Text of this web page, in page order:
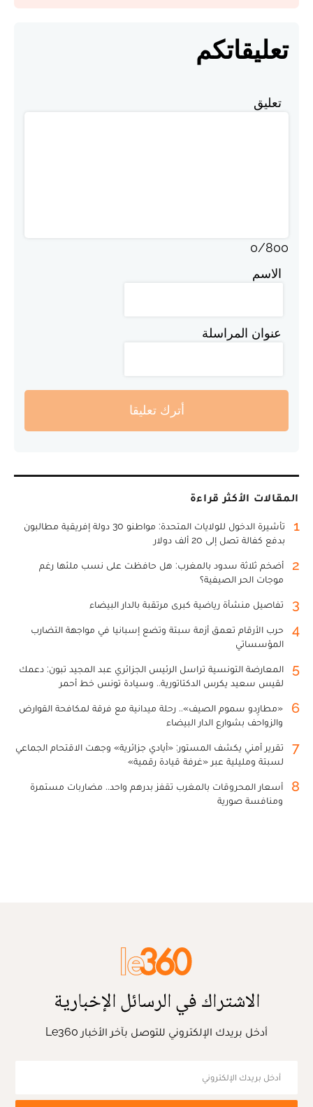
تعليقاتكم
تعليق
0/800
الاسم
عنوان المراسلة
أترك تعليقا
المقالات الأكثر قراءة
1
تأشيرة الدخول للولايات المتحدة: مواطنو 30 دولة إفريقية مطالبون
بدفع كفالة تصل إلى 20 ألف دولار
2
أضخم ثلاثة سدود بالمغرب: هل حافظت على نسب ملئها رغم
موجات الحر الصيفية؟
3 تفاصيل منشأة رياضية كبرى مرتقبة بالدار البيضاء
4
حرب الأرقام تعمق أزمة سبتة وتضع إسبانيا في مواجهة التضارب
المؤسساتي
5
المعارضة التونسية تراسل الرئيس الجزائري عبد المجيد تبون: دعمك
لقيس سعيد يكرس الدكتاتورية.. وسيادة تونس خط أحمر
6
«مطارِدو سموم الصيف».. رحلة ميدانية مع فرقة لمكافحة القوارض
والزواحف بشوارع الدار البيضاء
7
تقرير أمني يكشف المستور: «أيادي جزائرية» وجهت الاقتحام الجماعي
لسبتة ومليلية عبر «غرفة قيادة رقمية»
8
أسعار المحروقات بالمغرب تقفز بدرهم واحد.. مضاربات مستمرة
ومنافسة صورية
الاشتراك في الرسائل الإخبارية
أدخل بريدك الإلكتروني للتوصل بآخر الأخبار Le360